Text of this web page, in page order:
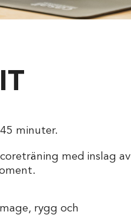
minuter.
med inslag av
rygg och